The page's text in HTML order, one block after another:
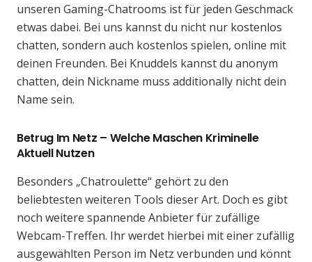
unseren Gaming-Chatrooms ist für jeden Geschmack
etwas dabei. Bei uns kannst du nicht nur kostenlos
chatten, sondern auch kostenlos spielen, online mit
deinen Freunden. Bei Knuddels kannst du anonym
chatten, dein Nickname muss additionally nicht dein
Name sein.
Betrug Im Netz – Welche Maschen Kriminelle
Aktuell Nutzen
Besonders „Chatroulette“ gehört zu den
beliebtesten weiteren Tools dieser Art. Doch es gibt
noch weitere spannende Anbieter für zufällige
Webcam-Treffen. Ihr werdet hierbei mit einer zufällig
ausgewählten Person im Netz verbunden und könnt